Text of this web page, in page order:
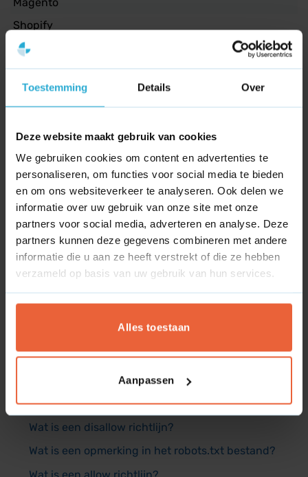
Toestemming Details Over
Deze website maakt gebruik van cookies
We gebruiken cookies om content en advertenties te
personaliseren, om functies voor social media te bieden
en om ons websiteverkeer te analyseren. Ook delen we
informatie over uw gebruik van onze site met onze
partners voor social media, adverteren en analyse. Deze
partners kunnen deze gegevens combineren met andere
informatie die u aan ze heeft verstrekt of die ze hebben
verzameld op basis van uw gebruik van hun services.
Alles toestaan
Aanpassen
Geen ingewikkelde beloftes maar concrete stappen:
technische verbeteringen, relevante content en slimme
Klaar om jouw bedrijf in Oost Gelre online te laten
groeien?
Neem contact met ons op voor een vrijblijvend
adviesgesprek en een praktische analyse van je
huidige online positie.
Wij tonen je waar de kansen liggen en welke stappen
snel effect hebben. Liever eerst voorbeelden bekijken?
Kijk ook naar resultaten in nabijgelegen plaatsen zoals
Aaltenom een beeld te krijgen van onze aanpak.
Shopify
Tooling
Ahrefs
Channable
Projectmanagement
Asana
Dashboard
Google Tag Manager
Google Analytics 4
Looker studio
Veelgestelde vragen
Wat is keyword difficulty?
Wat is crawl-delay?
Wat is een disallow richtlijn?
Wat is een opmerking in het robots.txt bestand?